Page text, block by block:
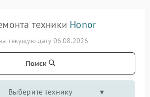
техники Honor
текущую дату 06.08.2026
Поиск
Выберите технику